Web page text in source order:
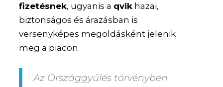
fizetésnek, ugyanis a qvik hazai,
biztonságos és árazásban is
versenyképes megoldásként jelenik
meg a piacon.
Az Országgyűlés törvényben